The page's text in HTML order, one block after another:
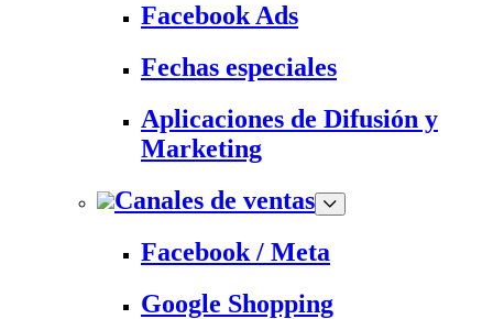
Facebook Ads
Fechas especiales
Aplicaciones de Difusión y
Marketing
Canales de ventas
Facebook / Meta
Google Shopping